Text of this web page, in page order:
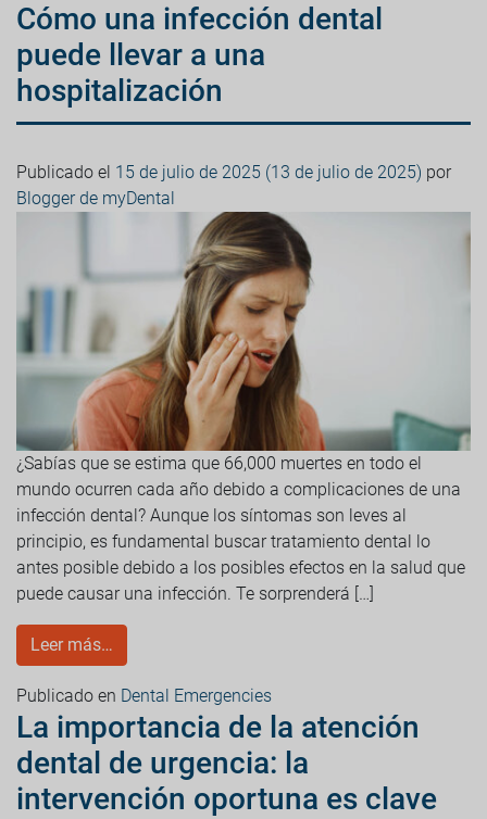
Cómo una infección dental
puede llevar a una
hospitalización
Publicado el 15 de julio de 2025 (13 de julio de 2025) por
Blogger de myDental
¿Sabías que se estima que 66,000 muertes en todo el
mundo ocurren cada año debido a complicaciones de una
infección dental? Aunque los síntomas son leves al
principio, es fundamental buscar tratamiento dental lo
antes posible debido a los posibles efectos en la salud que
puede causar una infección. Te sorprenderá […]
Leer más…
Publicado en Dental Emergencies
La importancia de la atención
dental de urgencia: la
intervención oportuna es clave